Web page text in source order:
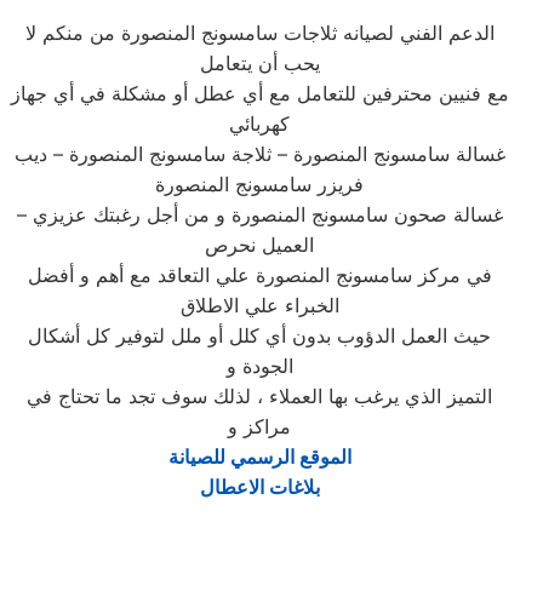
الدعم الفني لصيانه ثلاجات سامسونج المنصورة من منكم لا
يحب أن يتعامل
مع فنيين محترفين للتعامل مع أي عطل أو مشكلة في أي جهاز
كهربائي
غسالة سامسونج المنصورة – ثلاجة سامسونج المنصورة – ديب
فريزر سامسونج المنصورة
– غسالة صحون سامسونج المنصورة و من أجل رغبتك عزيزي
العميل نحرص
في مركز سامسونج المنصورة علي التعاقد مع أهم و أفضل
الخبراء علي الاطلاق
حيث العمل الدؤوب بدون أي كلل أو ملل لتوفير كل أشكال
الجودة و
التميز الذي يرغب بها العملاء ، لذلك سوف تجد ما تحتاج في
مراكز و
الموقع الرسمي للصيانة
بلاغات الاعطال